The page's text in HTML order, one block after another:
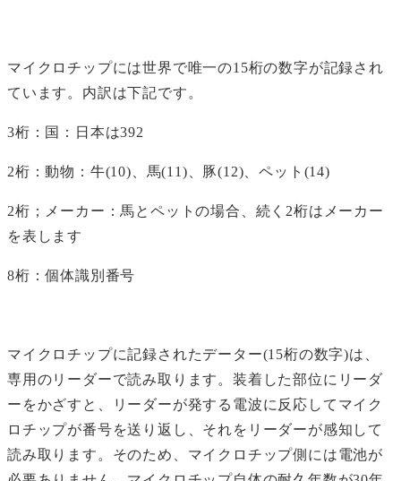
マイクロチップには世界で唯一の15桁の数字が記録され
ています。内訳は下記です。
3桁：国：日本は392
2桁：動物：牛(10)、馬(11)、豚(12)、ペット(14)
2桁；メーカー：馬とペットの場合、続く2桁はメーカー
を表します
8桁：個体識別番号
マイクロチップに記録されたデーター(15桁の数字)は、
専用のリーダーで読み取ります。装着した部位にリーダ
ーをかざすと、リーダーが発する電波に反応してマイク
ロチップが番号を送り返し、それをリーダーが感知して
読み取ります。そのため、マイクロチップ側には電池が